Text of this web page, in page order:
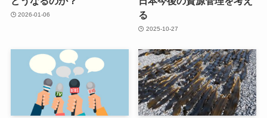
2026-01-06
る
2025-10-27